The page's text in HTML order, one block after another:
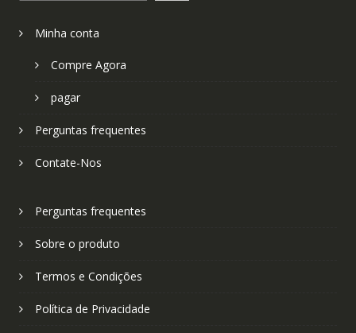
Minha conta
Compre Agora
pagar
Perguntas frequentes
Contate-Nos
Perguntas frequentes
Sobre o produto
Termos e Condições
Política de Privacidade